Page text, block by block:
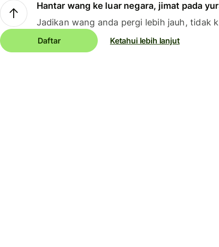
Hantar wang ke luar negara, jimat pada
Jadikan wang anda pergi lebih jauh, tidak
Daftar Ketahui lebih lanjut